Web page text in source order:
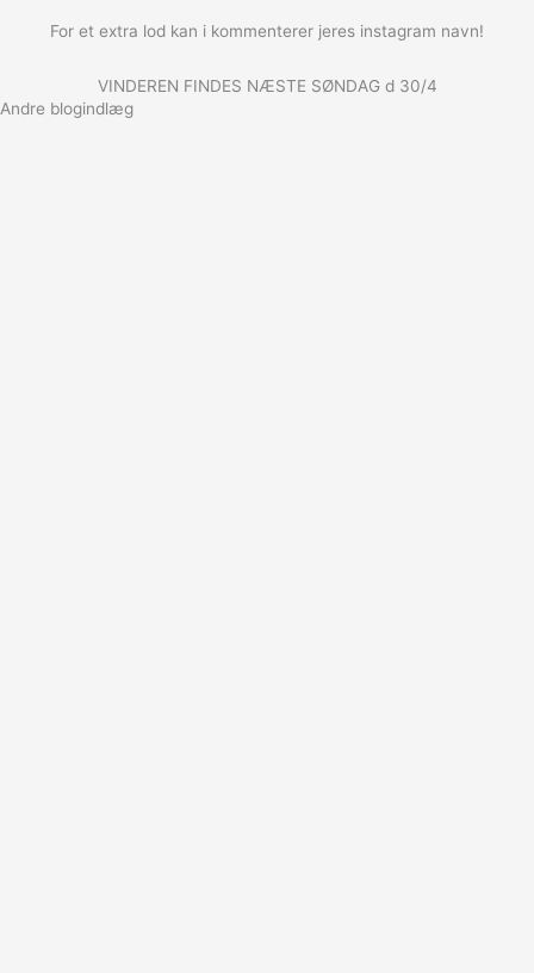
For et extra lod kan i kommenterer jeres instagram navn!
VINDEREN FINDES NÆSTE SØNDAG d 30/4
Andre blogindlæg